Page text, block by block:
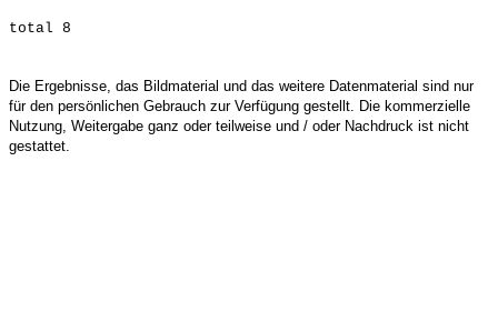
Die Ergebnisse, das Bildmaterial und das weitere Datenmaterial sind nur
für den persönlichen Gebrauch zur Verfügung gestellt. Die kommerzielle
Nutzung, Weitergabe ganz oder teilweise und / oder Nachdruck ist nicht
gestattet.